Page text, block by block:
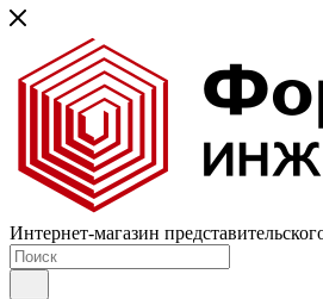
Интернет-магазин